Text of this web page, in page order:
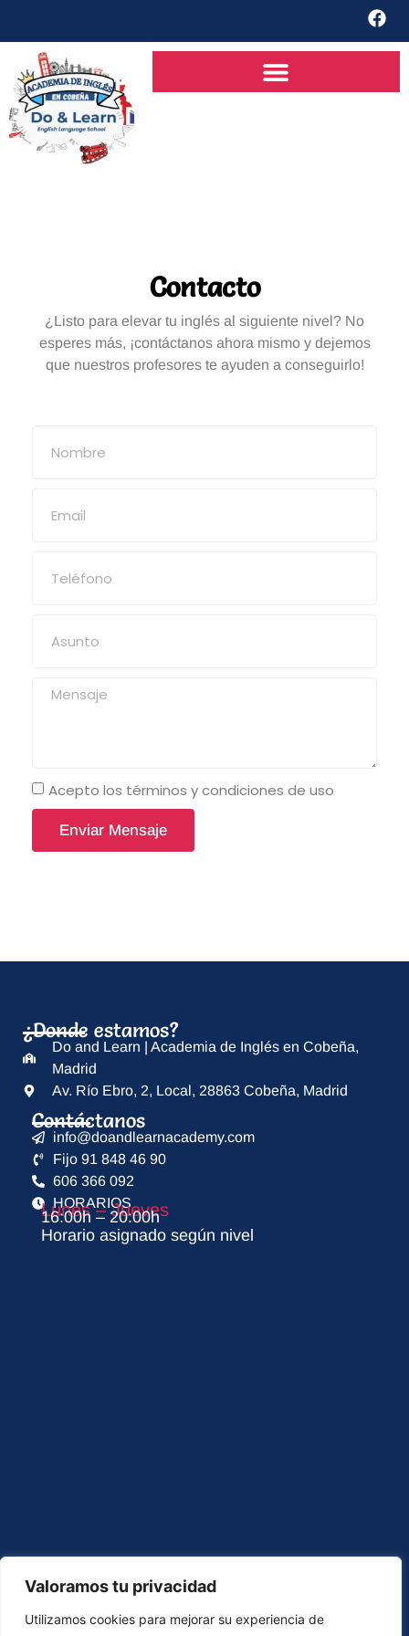
Valoramos tu privacidad
Utilizamos cookies para mejorar su experiencia de
Contacto
¿Listo para elevar tu inglés al siguiente nivel? No
esperes más, ¡contáctanos ahora mismo y dejemos
que nuestros profesores te ayuden a conseguirlo!
Acepto los términos y condiciones de uso
Enviar Mensaje
¿Donde estamos?
Do and Learn | Academia de Inglés en Cobeña,
Madrid
Av. Río Ebro, 2, Local, 28863 Cobeña, Madrid
Contáctanos
info@doandlearnacademy.com
Fijo 91 848 46 90
606 366 092
HORARIOS
Lunes – Jueves
16:00h – 20:00h
Horario asignado según nivel